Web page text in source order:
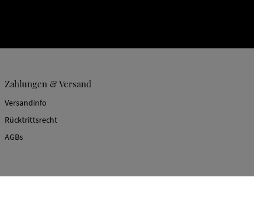
Zahlungen & Versand
Versandinfo
Rücktrittsrecht
AGBs